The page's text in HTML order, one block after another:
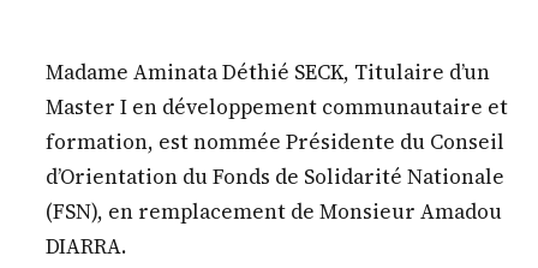
Madame Aminata Déthié SECK, Titulaire d’un
Master I en développement communautaire et
formation, est nommée Présidente du Conseil
d’Orientation du Fonds de Solidarité Nationale
(FSN), en remplacement de Monsieur Amadou
DIARRA.